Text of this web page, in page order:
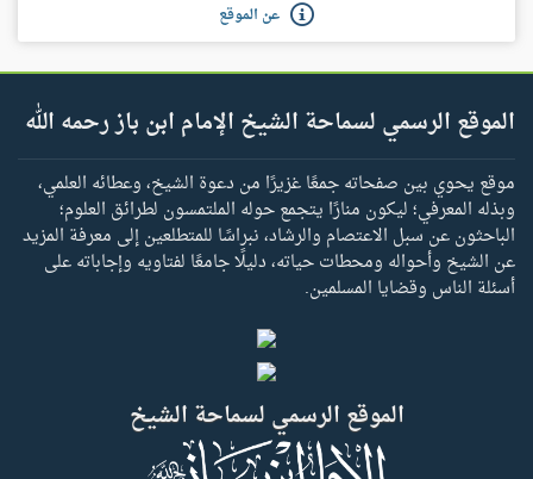
عن الموقع
الموقع الرسمي لسماحة الشيخ الإمام ابن باز رحمه الله
موقع يحوي بين صفحاته جمعًا غزيرًا من دعوة الشيخ، وعطائه العلمي،
وبذله المعرفي؛ ليكون منارًا يتجمع حوله الملتمسون لطرائق العلوم؛
الباحثون عن سبل الاعتصام والرشاد، نبراسًا للمتطلعين إلى معرفة المزيد
عن الشيخ وأحواله ومحطات حياته، دليلًا جامعًا لفتاويه وإجاباته على
أسئلة الناس وقضايا المسلمين.
الموقع الرسمي لسماحة الشيخ